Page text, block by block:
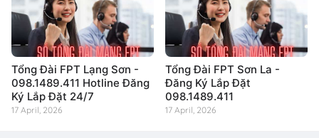
Tổng Đài FPT Lạng Sơn -
098.1489.411 Hotline Đăng
Ký Lắp Đặt 24/7
17 April, 2026
Tổng Đài FPT Sơn La -
Đăng Ký Lắp Đặt
098.1489.411
17 April, 2026